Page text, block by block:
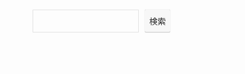
検索